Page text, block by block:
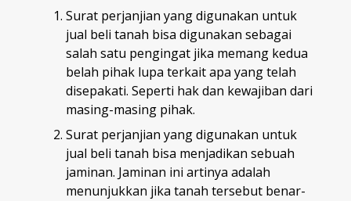
Surat perjanjian yang digunakan untuk
jual beli tanah bisa digunakan sebagai
salah satu pengingat jika memang kedua
belah pihak lupa terkait apa yang telah
disepakati. Seperti hak dan kewajiban dari
masing-masing pihak.
Surat perjanjian yang digunakan untuk
jual beli tanah bisa menjadikan sebuah
jaminan. Jaminan ini artinya adalah
menunjukkan jika tanah tersebut benar-